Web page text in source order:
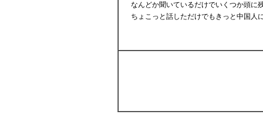
なんどか聞いているだけでいくつか頭に
ちょこっと話しただけでもきっと中国人